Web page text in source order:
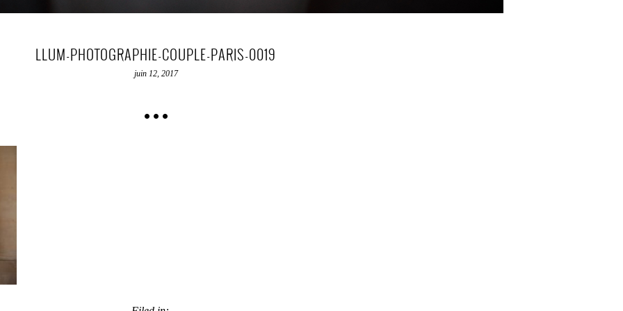
LLUM-PHOTOGRAPHIE-COUPLE-PARIS-0019
juin 12, 2017